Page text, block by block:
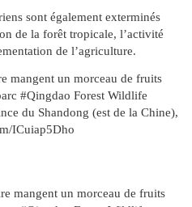
sont également exterminés
de la forêt tropicale, l’activité
de l’agriculture.
mangent un morceau de fruits
#Qingdao Forest Wildlife
du Shandong (est de la Chine),
ICuiap5Dho
mangent un morceau de fruits